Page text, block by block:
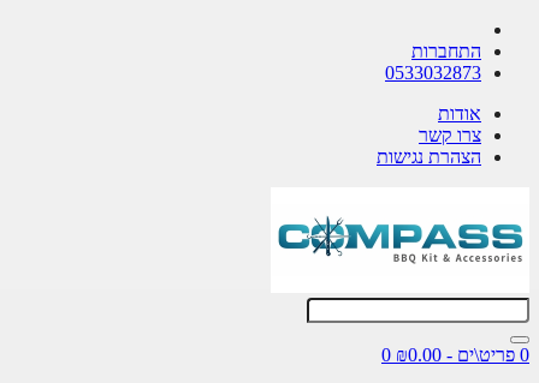
התחברות
0533032873
אודות
צרו קשר
הצהרת נגישות
0